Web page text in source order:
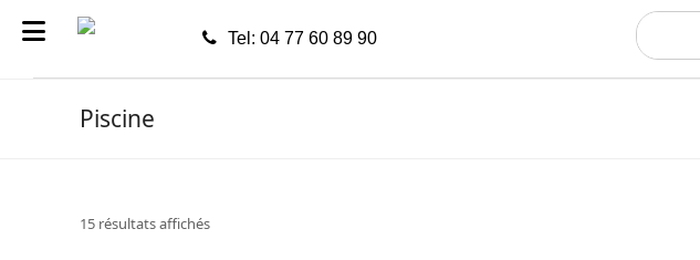
Tel: 04 77 60 89 90
Rechercher
Piscine
15 résultats affichés